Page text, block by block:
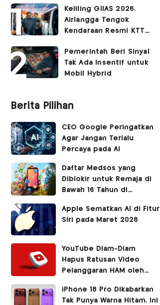
Keliling GIIAS 2026,
Airlangga Tengok
Kendaraan Resmi KTT
Pemerintah Beri Sinyal
Tak Ada Insentif untuk
Mobil Hybrid
Berita Pilihan
CEO Google Peringatkan
Agar Jangan Terlalu
Percaya pada AI
Daftar Medsos yang
Diblokir untuk Remaja di
Bawah 16 Tahun di
Apple Sematkan AI di Fitur
Siri pada Maret 2026
YouTube Diam-Diam
Hapus Ratusan Video
Pelanggaran HAM oleh
iPhone 18 Pro Dikabarkan
Tak Punya Warna Hitam, Ini